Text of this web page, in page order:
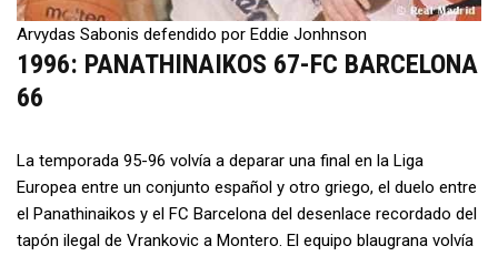
Arvydas Sabonis defendido por Eddie Jonhnson
1996: PANATHINAIKOS 67-FC BARCELONA
66
La temporada 95-96 volvía a deparar una final en la Liga
Europea entre un conjunto español y otro griego, el duelo entre
el Panathinaikos y el FC Barcelona del desenlace recordado del
tapón ilegal de Vrankovic a Montero. El equipo blaugrana volvía